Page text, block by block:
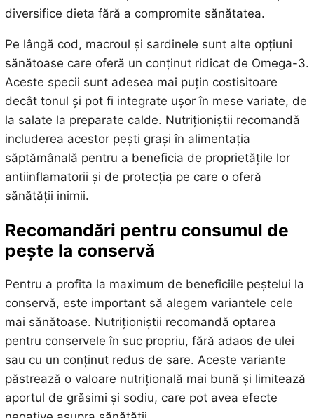
diversifice dieta fără a compromite sănătatea.
Pe lângă cod, macroul și sardinele sunt alte opțiuni
sănătoase care oferă un conținut ridicat de Omega-3.
Aceste specii sunt adesea mai puțin costisitoare
decât tonul și pot fi integrate ușor în mese variate, de
la salate la preparate calde. Nutriționiștii recomandă
includerea acestor pești grași în alimentația
săptămânală pentru a beneficia de proprietățile lor
antiinflamatorii și de protecția pe care o oferă
sănătății inimii.
Recomandări pentru consumul de
pește la conservă
Pentru a profita la maximum de beneficiile peștelui la
conservă, este important să alegem variantele cele
mai sănătoase. Nutriționiștii recomandă optarea
pentru conservele în suc propriu, fără adaos de ulei
sau cu un conținut redus de sare. Aceste variante
păstrează o valoare nutrițională mai bună și limitează
aportul de grăsimi și sodiu, care pot avea efecte